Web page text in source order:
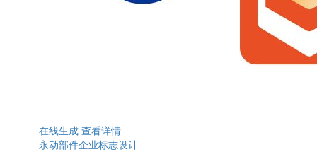
在线生成 查看详情
永动部件企业标志设计